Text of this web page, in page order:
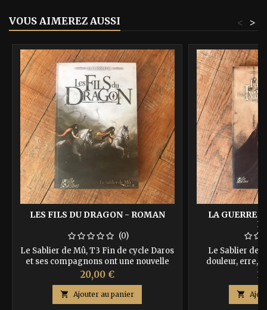
VOUS AIMEREZ AUSSI >
<
LES FILS DU DRAGON - ROMAN
(0)
Le Sablier de Mû, T3 Fin de cycle Daros
et ses compagnons ont une nouvelle
chance de sauver la terre de Mû mais
sauront-ils la saisir ? ISBN :
9782918287018 Auteure : M. H. ESSLING
Prix
20,00 €
 Ajouter au panier
LA GUERRE
Le Sablier de
douleur, erre,
rencontre avec
cette rencontre
précédent dans
: 9782918287025
